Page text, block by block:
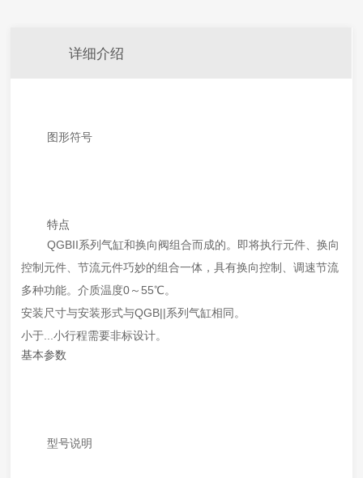
详细介绍
图形符号
特点
QGBII系列气缸和换向阀组合而成的。即将执行元件、换向
控制元件、节流元件巧妙的组合一体，具有换向控制、调速节流
多种功能。介质温度0～55℃。
安装尺寸与安装形式与QGB||系列气缸相同。
小于...小行程需要非标设计。
基本参数
型号说明